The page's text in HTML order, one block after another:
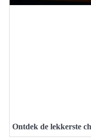
Ontdek de lekkerste